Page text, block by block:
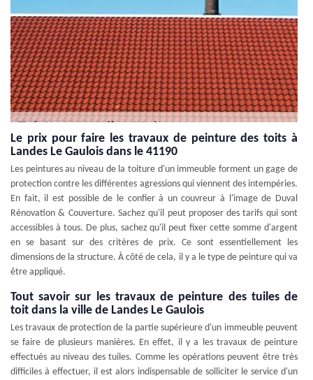
Le prix pour faire les travaux de peinture des toits à
Landes Le Gaulois dans le 41190
Les peintures au niveau de la toiture d'un immeuble forment un gage de
protection contre les différentes agressions qui viennent des intempéries.
En fait, il est possible de le confier à un couvreur à l'image de Duval
Rénovation & Couverture. Sachez qu'il peut proposer des tarifs qui sont
accessibles à tous. De plus, sachez qu'il peut fixer cette somme d'argent
en se basant sur des critères de prix. Ce sont essentiellement les
dimensions de la structure. À côté de cela, il y a le type de peinture qui va
être appliqué.
Tout savoir sur les travaux de peinture des tuiles de
toit dans la ville de Landes Le Gaulois
Les travaux de protection de la partie supérieure d'un immeuble peuvent
se faire de plusieurs manières. En effet, il y a les travaux de peinture
effectués au niveau des tuiles. Comme les opérations peuvent être très
difficiles à effectuer, il est alors indispensable de solliciter le service d'un